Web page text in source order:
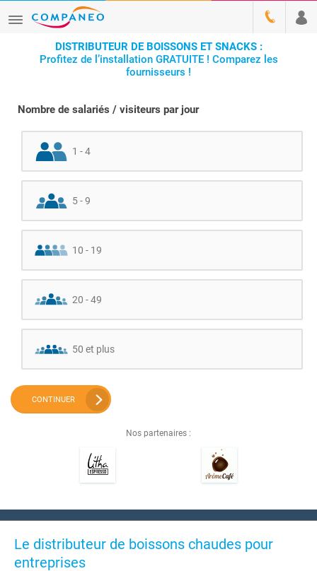
DISTRIBUTEUR DE BOISSONS ET SNACKS :
Profitez de l’installation GRATUITE ! Comparez les
fournisseurs !
Nombre de salariés / visiteurs par jour
1 - 4
5 - 9
10 - 19
20 - 49
50 et plus
CONTINUER
Nos partenaires :
Le distributeur de boissons chaudes pour
entreprises